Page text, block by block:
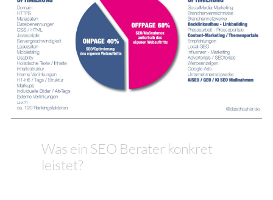
Was ein SEO Berater konkret
leistet?